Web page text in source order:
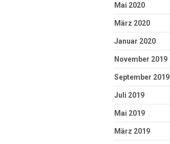
Mai 2020
März 2020
Januar 2020
November 2019
September 2019
Juli 2019
Mai 2019
März 2019